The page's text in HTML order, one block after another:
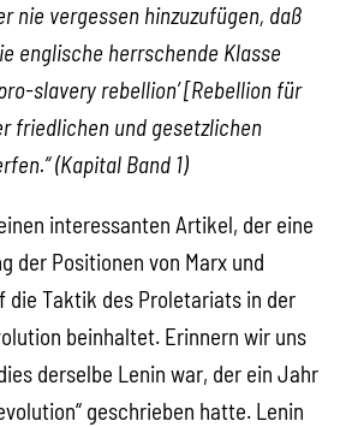
nie vergessen hinzuzufügen, daß
englische herrschende Klasse
slavery rebellion’ [Rebellion für
friedlichen und gesetzlichen
(Kapital Band 1)
interessanten Artikel, der eine
der Positionen von Marx und
die Taktik des Proletariats in der
beinhaltet. Erinnern wir uns
derselbe Lenin war, der ein Jahr
geschrieben hatte. Lenin